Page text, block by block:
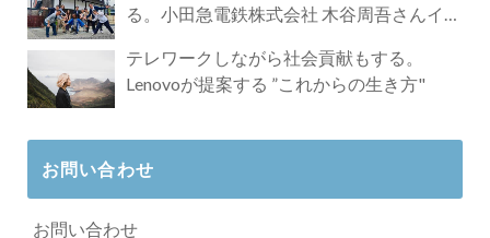
る。小田急電鉄株式会社 木谷周吾さんイン
テレワークしながら社会貢献もする。
Lenovoが提案する ”これからの生き方"
お問い合わせ
お問い合わせ